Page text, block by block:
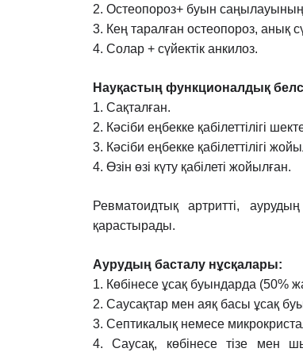
2. Остеопороз+ буын
3. Кең таралған остеопороз, анық
4. Солар + сүйектік анкилоз.
Науқастың функционалдық
1. Сақталған.
2. Кəсіби еңбекке қабілеттілігі
3. Кəсіби еңбекке қабілеттілігі
4. Өзін өзі күту қабілеті жойылған.
Ревматоидтық артритті,
қарастырады.
Аурудың басталу нұсқалары:
1. Көбінесе ұсақ буындарда (50%
2. Саусақтар мен аяқ басы ұсақ
3. Септикалық немесе
4. Саусақ, көбінесе тізе мен